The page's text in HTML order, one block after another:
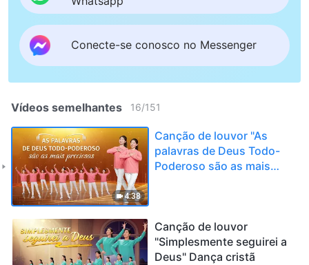
Conecte-se conosco no Messenger
Vídeos semelhantes 16/151
4:38
Canção de louvor "As
palavras de Deus Todo-
Poderoso são as mais
Canção de louvor
"Simplesmente seguirei a
Deus" Dança cristã